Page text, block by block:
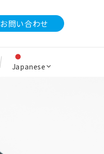
お問い合わせ
Japanese